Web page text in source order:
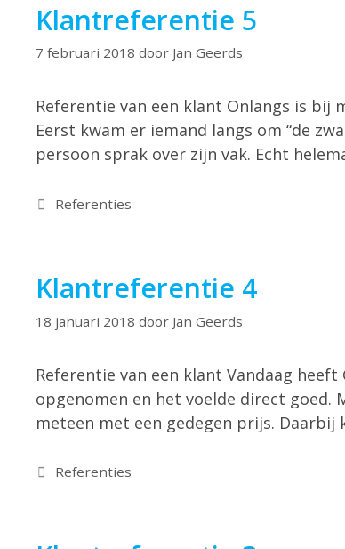
Klantreferentie 5
7 februari 2018 door Jan Geerds
Referentie van een klant Onlangs is bij
Eerst kwam er iemand langs om “de
persoon sprak over zijn vak. Echt
Referenties
Klantreferentie 4
18 januari 2018 door Jan Geerds
Referentie van een klant Vandaag
opgenomen en het voelde direct goed.
meteen met een gedegen prijs.
Referenties